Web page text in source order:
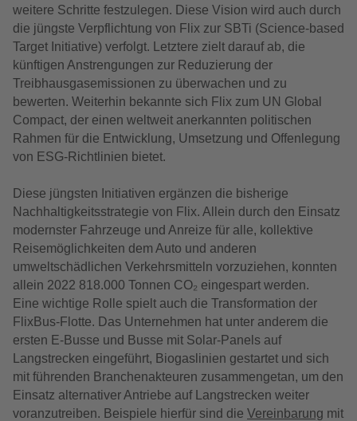
weitere Schritte festzulegen. Diese Vision wird auch durch
die jüngste Verpflichtung von Flix zur SBTi (Science-based
Target Initiative) verfolgt. Letztere zielt darauf ab, die
künftigen Anstrengungen zur Reduzierung der
Treibhausgasemissionen zu überwachen und zu
bewerten. Weiterhin bekannte sich Flix zum UN Global
Compact, der einen weltweit anerkannten politischen
Rahmen für die Entwicklung, Umsetzung und Offenlegung
von ESG-Richtlinien bietet.
Diese jüngsten Initiativen ergänzen die bisherige
Nachhaltigkeitsstrategie von Flix. Allein durch den Einsatz
modernster Fahrzeuge und Anreize für alle, kollektive
Reisemöglichkeiten dem Auto und anderen
umweltschädlichen Verkehrsmitteln vorzuziehen, konnten
allein 2022 818.000 Tonnen CO₂ eingespart werden.
Eine wichtige Rolle spielt auch die Transformation der
FlixBus-Flotte. Das Unternehmen hat unter anderem die
ersten E-Busse und Busse mit Solar-Panels auf
Langstrecken eingeführt, Biogaslinien gestartet und sich
mit führenden Branchenakteuren zusammengetan, um den
Einsatz alternativer Antriebe auf Langstrecken weiter
voranzutreiben. Beispiele hierfür sind die Vereinbarung mit